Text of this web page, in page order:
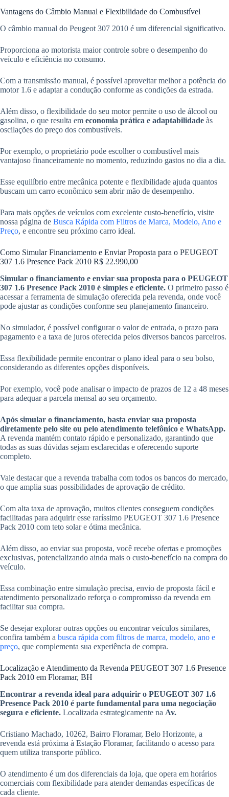
Vantagens do Câmbio Manual e Flexibilidade do Combustível
O câmbio manual do Peugeot 307 2010 é um diferencial significativo.
Proporciona ao motorista maior controle sobre o desempenho do
veículo e eficiência no consumo.
Com a transmissão manual, é possível aproveitar melhor a potência do
motor 1.6 e adaptar a condução conforme as condições da estrada.
Além disso, o flexibilidade do seu motor permite o uso de álcool ou
gasolina, o que resulta em economia prática e adaptabilidade às
oscilações do preço dos combustíveis.
Por exemplo, o proprietário pode escolher o combustível mais
vantajoso financeiramente no momento, reduzindo gastos no dia a dia.
Esse equilíbrio entre mecânica potente e flexibilidade ajuda quantos
buscam um carro econômico sem abrir mão de desempenho.
Para mais opções de veículos com excelente custo-benefício, visite
nossa página de Busca Rápida com Filtros de Marca, Modelo, Ano e
Preço, e encontre seu próximo carro ideal.
Como Simular Financiamento e Enviar Proposta para o PEUGEOT
307 1.6 Presence Pack 2010 R$ 22.990,00
Simular o financiamento e enviar sua proposta para o PEUGEOT
307 1.6 Presence Pack 2010 é simples e eficiente. O primeiro passo é
acessar a ferramenta de simulação oferecida pela revenda, onde você
pode ajustar as condições conforme seu planejamento financeiro.
No simulador, é possível configurar o valor de entrada, o prazo para
pagamento e a taxa de juros oferecida pelos diversos bancos parceiros.
Essa flexibilidade permite encontrar o plano ideal para o seu bolso,
considerando as diferentes opções disponíveis.
Por exemplo, você pode analisar o impacto de prazos de 12 a 48 meses
para adequar a parcela mensal ao seu orçamento.
Após simular o financiamento, basta enviar sua proposta
diretamente pelo site ou pelo atendimento telefônico e WhatsApp.
A revenda mantém contato rápido e personalizado, garantindo que
todas as suas dúvidas sejam esclarecidas e oferecendo suporte
completo.
Vale destacar que a revenda trabalha com todos os bancos do mercado,
o que amplia suas possibilidades de aprovação de crédito.
Com alta taxa de aprovação, muitos clientes conseguem condições
facilitadas para adquirir esse raríssimo PEUGEOT 307 1.6 Presence
Pack 2010 com teto solar e ótima mecânica.
Além disso, ao enviar sua proposta, você recebe ofertas e promoções
exclusivas, potencializando ainda mais o custo-benefício na compra do
veículo.
Essa combinação entre simulação precisa, envio de proposta fácil e
atendimento personalizado reforça o compromisso da revenda em
facilitar sua compra.
Se desejar explorar outras opções ou encontrar veículos similares,
confira também a busca rápida com filtros de marca, modelo, ano e
preço, que complementa sua experiência de compra.
Localização e Atendimento da Revenda PEUGEOT 307 1.6 Presence
Pack 2010 em Floramar, BH
Encontrar a revenda ideal para adquirir o PEUGEOT 307 1.6
Presence Pack 2010 é parte fundamental para uma negociação
segura e eficiente. Localizada estrategicamente na Av.
Cristiano Machado, 10262, Bairro Floramar, Belo Horizonte, a
revenda está próxima à Estação Floramar, facilitando o acesso para
quem utiliza transporte público.
O atendimento é um dos diferenciais da loja, que opera em horários
comerciais com flexibilidade para atender demandas específicas de
cada cliente.